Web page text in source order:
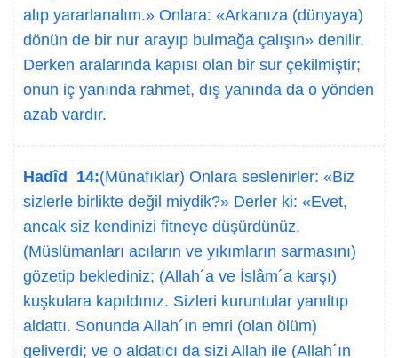
alıp yararlanalım.» Onlara: «Arkanıza (dünyaya)
dönün de bir nur arayıp bulmağa çalışın» denilir.
Derken aralarında kapısı olan bir sur çekilmiştir;
onun iç yanında rahmet, dış yanında da o yönden
azab vardır.
Hadîd 14:(Münafıklar) Onlara seslenirler: «Biz
sizlerle birlikte değil miydik?» Derler ki: «Evet,
ancak siz kendinizi fitneye düşürdünüz,
(Müslümanları acıların ve yıkımların sarmasını)
gözetip beklediniz; (Allah´a ve İslâm´a karşı)
kuşkulara kapıldınız. Sizleri kuruntular yanıltıp
aldattı. Sonunda Allah´ın emri (olan ölüm)
geliverdi; ve o aldatıcı da sizi Allah ile (Allah´ın